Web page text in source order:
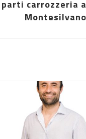
parti carrozzeria a
Montesilvano